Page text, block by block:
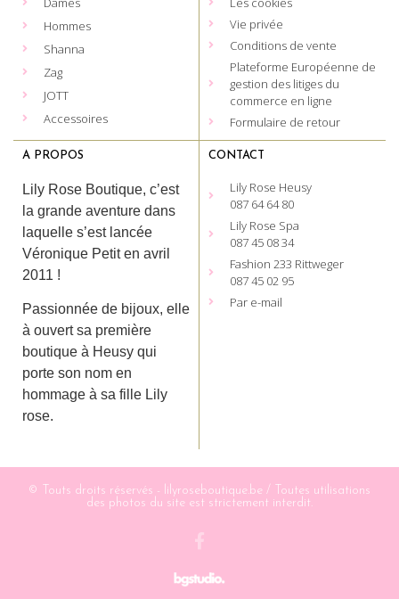
Hommes
Shanna
Zag
JOTT
Accessoires
Vie privée
Conditions de vente
Plateforme Européenne de
gestion des litiges du
commerce en ligne
Formulaire de retour
A PROPOS
Lily Rose Boutique, c’est
la grande aventure dans
laquelle s’est lancée
Véronique Petit en avril
2011 !
Passionnée de bijoux, elle
à ouvert sa première
boutique à Heusy qui
porte son nom en
hommage à sa fille Lily
rose.
CONTACT
Lily Rose Heusy
087 64 64 80
Lily Rose Spa
087 45 08 34
Fashion 233 Rittweger
087 45 02 95
Par e-mail
© Touts droits réservés - lilyroseboutique.be / Toutes utilisations
des photos du site est strictement interdit.